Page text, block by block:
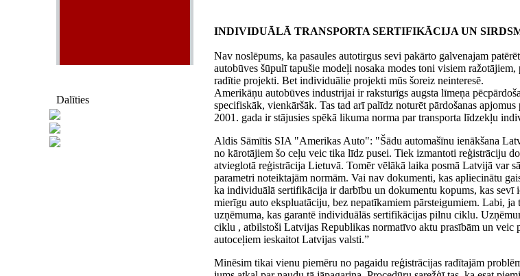
Dalīties
INDIVIDUĀLĀ TRANSPORTA SERTIFIKĀCIJA UN
Nav noslēpums, ka pasaules autotirgus sevi pakārto galvenajam
autobūves šūpulī tapušie modeļi nosaka modes toni visiem
radītie projekti. Bet individuālie projekti mūs šoreiz neinteresē.
Amerikāņu autobūves industrijai ir raksturīgs augsta līmeņa
specifiskāk, vienkāršāk. Tas tad arī palīdz noturēt pārdošanas
2001. gada ir stājusies spēkā likuma norma par transporta līdzekļu
Aldis Sāmītis SIA "Amerikas Auto": "Šādu automašīnu ienākšana
no kārotājiem šo ceļu veic tika līdz pusei. Tiek izmantoti reģistrāciju
atvieglotā reģistrācija Lietuvā. Tomēr vēlākā laika posmā Latvijā var
parametri noteiktajām normām. Vai nav dokumenti, kas apliecinātu
ka individuālā sertifikācija ir darbību un dokumentu kopums, kas sevī
mierīgu auto ekspluatāciju, bez nepatīkamiem pārsteigumiem. Labi,
uzņēmuma, kas garantē individuālās sertifikācijas pilnu ciklu.
ciklu , atbilstoši Latvijas Republikas normatīvo aktu prasībām un
autoceļiem ieskaitot Latvijas valsti.”
Minēsim tikai vienu piemēru no pagaidu reģistrācijas radītajām